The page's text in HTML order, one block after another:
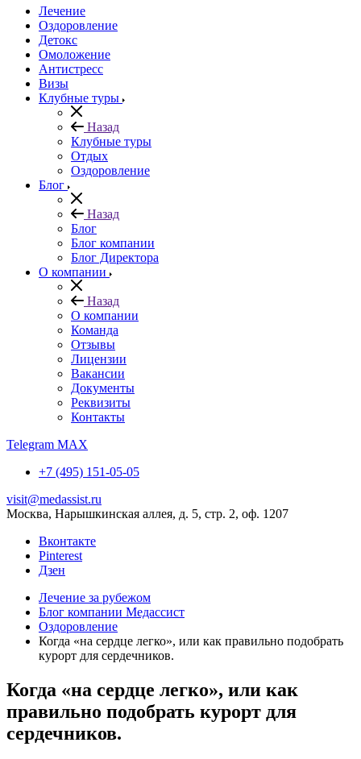
Лечение
Оздоровление
Детокс
Омоложение
Антистресс
Визы
Клубные туры
Назад
Клубные туры
Отдых
Оздоровление
Блог
Назад
Блог
Блог компании
Блог Директора
О компании
Назад
О компании
Команда
Отзывы
Лицензии
Вакансии
Документы
Реквизиты
Контакты
Telegram MAX
+7 (495) 151-05-05
visit@medassist.ru
Москва, Нарышкинская аллея, д. 5, стр. 2, оф. 1207
Вконтакте
Pinterest
Дзен
Лечение за рубежом
Блог компании Медассист
Оздоровление
Когда «на сердце легко», или как правильно подобрать
курорт для сердечников.
Когда «на сердце легко», или как
правильно подобрать курорт для
сердечников.